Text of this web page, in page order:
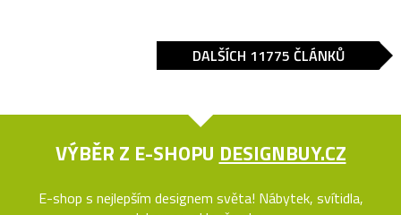
DALŠÍCH 11775 ČLÁNKŮ
VÝBĚR Z E-SHOPU DESIGNBUY.CZ
E-shop s nejlepším designem světa! Nábytek, svítidla,